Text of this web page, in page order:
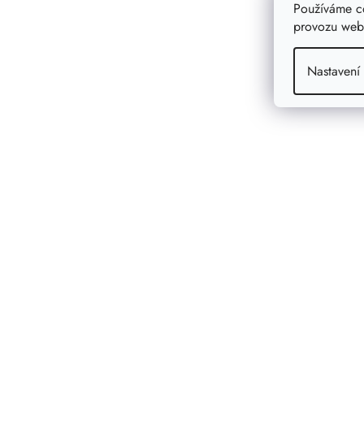
Používáme
provozu
Nastavení